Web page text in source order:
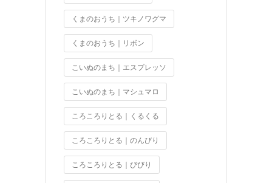
くまのおうち｜ツキノワグマ
くまのおうち｜リボン
こいぬのまち｜エスプレッソ
こいぬのまち｜マシュマロ
ころころりとる｜くるくる
ころころりとる｜のんびり
ころころりとる｜びびり